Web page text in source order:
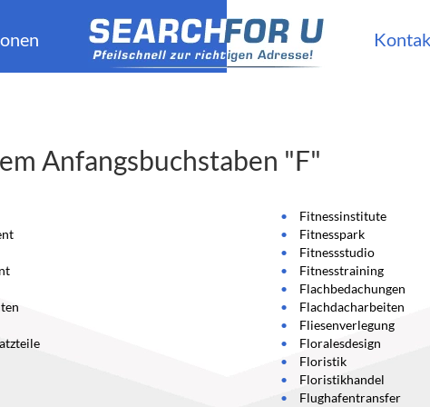
Anfangsbuchstaben "F"
Fitnessinstitute
Fitnesspark
Fitnessstudio
Fitnesstraining
Flachbedachungen
Flachdacharbeiten
Fliesenverlegung
Floralesdesign
Floristik
Floristikhandel
Flughafentransfer